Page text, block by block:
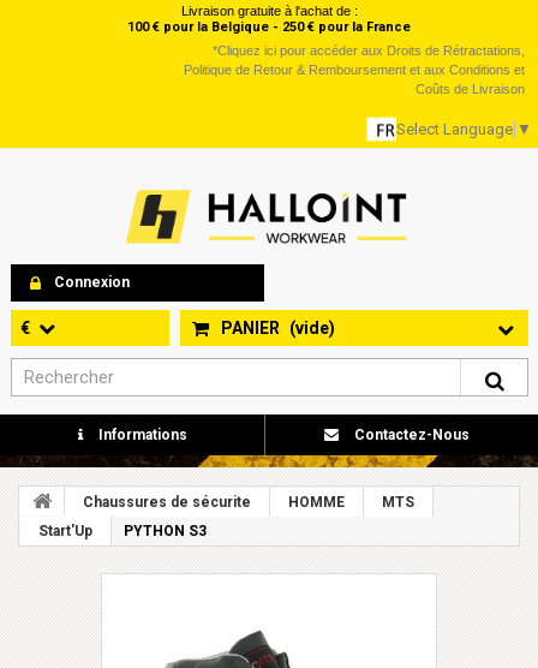
Livraison gratuite à l'achat de :
100 € pour la Belgique - 250 € pour la France
*Cliquez ici pour accéder aux Droits de Rétractations,
Politique de Retour & Remboursement et aux Conditions et
Coûts de Livraison
Select Language ▼
Connexion
PANIER (vide)
€
Informations Contactez-Nous
Chaussures de sécurite HOMME
MTS
Start'Up
PYTHON S3